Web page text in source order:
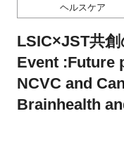
お問い合わせ
マイページ
ヘルスケア
LSIC×JST共
Event :Future
NCVC and
Brainhealth